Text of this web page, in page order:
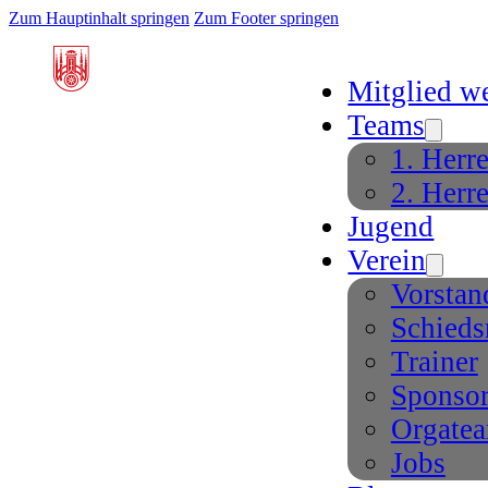
Zum Hauptinhalt springen Zum Footer springen
Mitglied
Teams
1.
2.
Jugend
Verein
Trainer
Jobs